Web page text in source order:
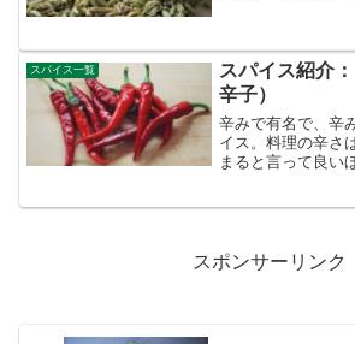
スパイス一覧
スパイス紹介
辛子）
辛みで有名で、辛
イス。料理の辛さ
まると言って良い
スポンサーリンク